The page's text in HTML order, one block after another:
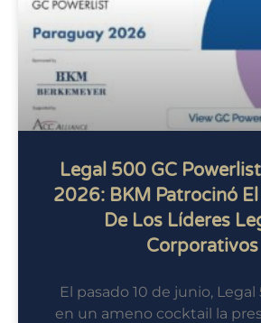
Legal 500 GC
2026: BKM Patrocinó
De Los Líderes
Corporativos
El pasado 10 de junio,
en un ameno cocktail la